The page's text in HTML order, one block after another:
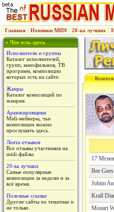
Главная | Новинки MIDI | 20-ка лучших |
» Что есть здесь
Исполнители и группы
Каталог исполнителей,
групп, кинофильмов, ТВ
программ, композиции
которых есть на сайте.
Жанры
Каталог композиций по
жанрам.
Аранжировщики
Midi-мейкеры, чьи
композиции можно
прослушать здесь.
Лента отзывов
Все отзывы участников на
midi-файлы
20-ка лучших
Самые популярные
композиции за неделю и за
всё время.
Полезные ссылки
Другие сайты по тематике и
не только.
17
Bee Gees
Jobim
Krall
Mozart